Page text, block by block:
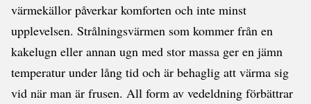
värmekällor påverkar komforten och inte minst
upplevelsen. Strålningsvärmen som kommer från en
kakelugn eller annan ugn med stor massa ger en jämn
temperatur under lång tid och är behaglig att värma sig
vid när man är frusen. All form av vedeldning förbättrar